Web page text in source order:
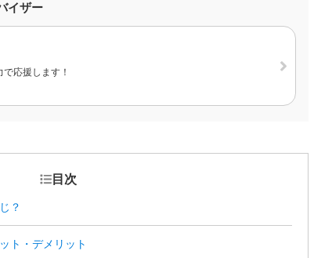
イザー
応援します！
目次
？
ト・デメリット